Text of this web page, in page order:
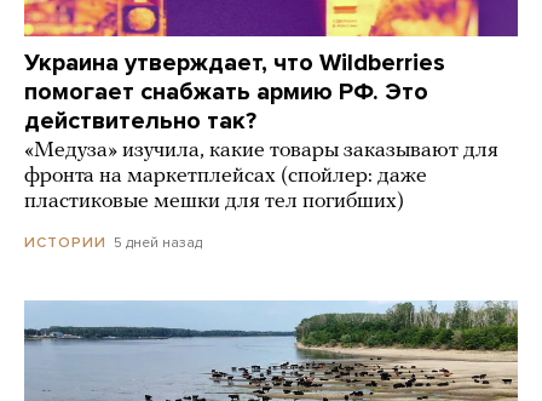
Украина утверждает, что Wildberries
помогает снабжать армию РФ. Это
действительно так?
«Медуза» изучила, какие товары заказывают для
фронта на маркетплейсах (спойлер: даже
пластиковые мешки для тел погибших)
ИСТОРИИ 5 дней назад